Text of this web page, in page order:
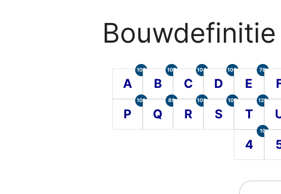
Bouwdefinitie
A
105
B
107
C
104
D
100
E
78
P
101
Q
80
R
100
S
107
T
120
4
10